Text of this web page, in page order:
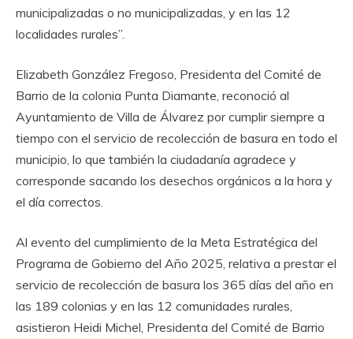
municipalizadas o no municipalizadas, y en las 12
localidades rurales”.
Elizabeth González Fregoso, Presidenta del Comité de
Barrio de la colonia Punta Diamante, reconoció al
Ayuntamiento de Villa de Álvarez por cumplir siempre a
tiempo con el servicio de recolección de basura en todo el
municipio, lo que también la ciudadanía agradece y
corresponde sacando los desechos orgánicos a la hora y
el día correctos.
Al evento del cumplimiento de la Meta Estratégica del
Programa de Gobierno del Año 2025, relativa a prestar el
servicio de recolección de basura los 365 días del año en
las 189 colonias y en las 12 comunidades rurales,
asistieron Heidi Michel, Presidenta del Comité de Barrio